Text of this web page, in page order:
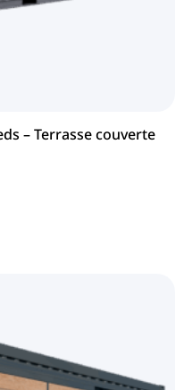
– Terrasse couverte